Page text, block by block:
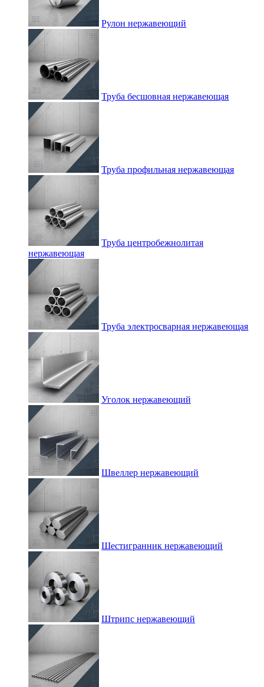
Рулон нержавеющий
Труба бесшовная нержавеющая
Труба профильная нержавеющая
Труба центробежнолитая
нержавеющая
Труба электросварная нержавеющая
Уголок нержавеющий
Швеллер нержавеющий
Шестигранник нержавеющий
Штрипс нержавеющий